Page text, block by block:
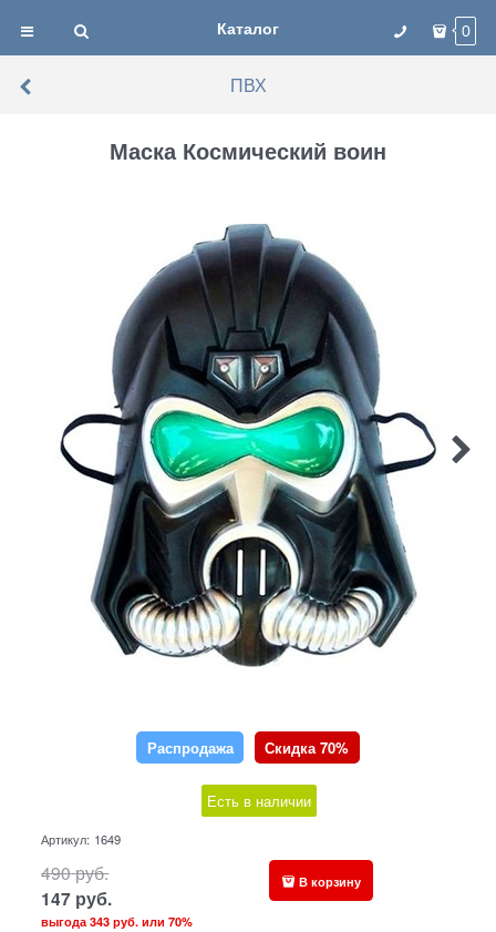
Каталог 0
ПВХ
Маска Космический воин
Распродажа Скидка 70%
Есть в наличии
Артикул: 1649
490руб.
147 руб.
выгода343 руб. или70%
В корзину